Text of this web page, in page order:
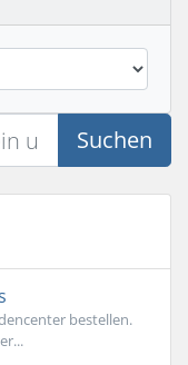
Suchen
bestellen.